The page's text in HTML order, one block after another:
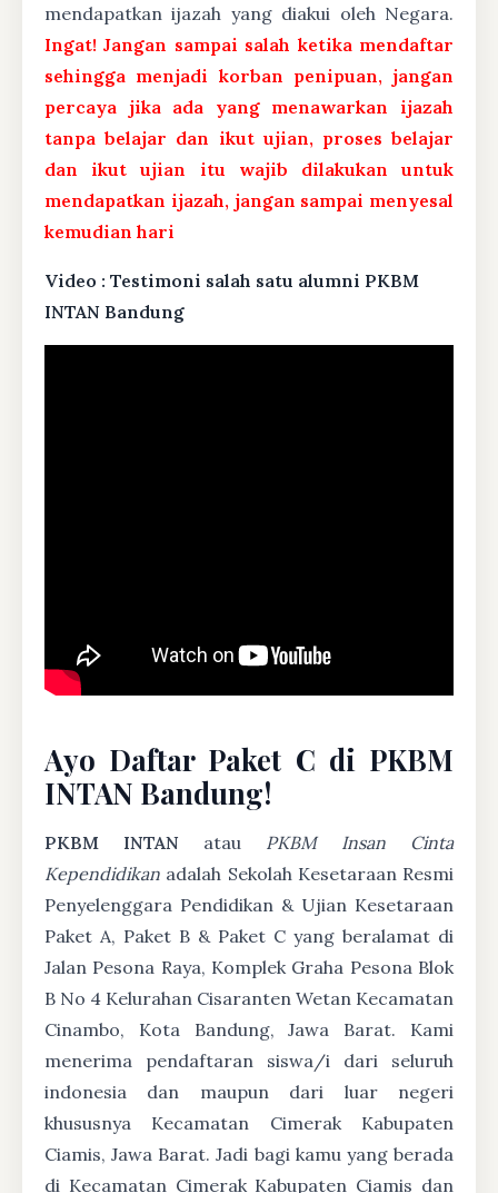
mendapatkan ijazah yang diakui oleh Negara.
Ingat! Jangan sampai salah ketika mendaftar
sehingga menjadi korban penipuan, jangan
percaya jika ada yang menawarkan ijazah
tanpa belajar dan ikut ujian, proses belajar
dan ikut ujian itu wajib dilakukan untuk
mendapatkan ijazah, jangan sampai menyesal
kemudian hari
Video : Testimoni salah satu alumni PKBM
INTAN Bandung
Ayo Daftar Paket C di PKBM
INTAN Bandung!
PKBM INTAN atau PKBM Insan Cinta
Kependidikan adalah Sekolah Kesetaraan Resmi
Penyelenggara Pendidikan & Ujian Kesetaraan
Paket A, Paket B & Paket C yang beralamat di
Jalan Pesona Raya, Komplek Graha Pesona Blok
B No 4 Kelurahan Cisaranten Wetan Kecamatan
Cinambo, Kota Bandung, Jawa Barat. Kami
menerima pendaftaran siswa/i dari seluruh
indonesia dan maupun dari luar negeri
khususnya Kecamatan Cimerak Kabupaten
Ciamis, Jawa Barat. Jadi bagi kamu yang berada
di Kecamatan Cimerak Kabupaten Ciamis dan